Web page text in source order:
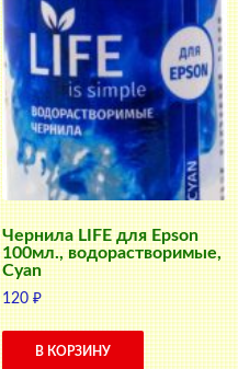
Чернила LIFE для Epson
100мл., водорастворимые,
Cyan
120₽
В КОРЗИНУ